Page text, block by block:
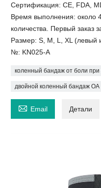
Сертификация: CE, FDA,
Время выполнения: около
количества. Первый заказ
Размер: S, M, L, XL (левый
№: KN025-A
коленный бандаж от боли при
двойной коленный бандаж OA
 Email Детали